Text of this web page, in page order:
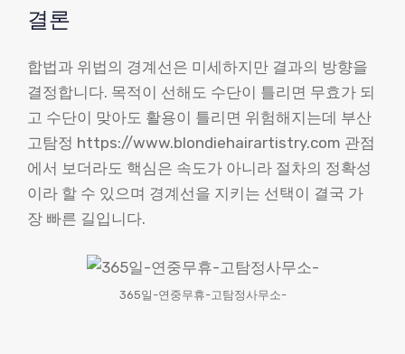
결론
합법과 위법의 경계선은 미세하지만 결과의 방향을
결정합니다. 목적이 선해도 수단이 틀리면 무효가 되
고 수단이 맞아도 활용이 틀리면 위험해지는데 부산
고탐정 https://www.blondiehairartistry.com 관점
에서 보더라도 핵심은 속도가 아니라 절차의 정확성
이라 할 수 있으며 경계선을 지키는 선택이 결국 가
장 빠른 길입니다.
365일-연중무휴-고탐정사무소-